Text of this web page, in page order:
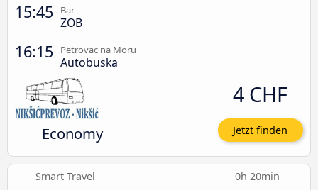
15:45 Bar
ZOB
16:15 Petrovac na Moru
Autobuska
Economy
4 CHF
Jetzt finden
Smart Travel 0h 20min